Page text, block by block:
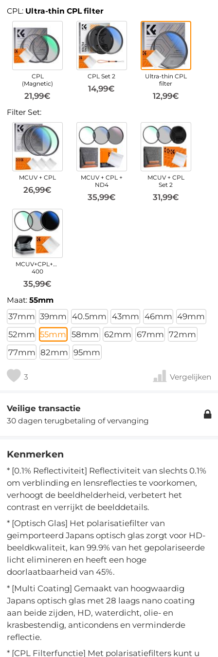
CPL: Ultra-thin CPL filter
CPL
(Magnetic)
21,99€
CPL Set 2
14,99€
Ultra-thin CPL
filter
12,99€
Filter Set:
MCUV + CPL
26,99€
MCUV + CPL +
ND4
35,99€
MCUV + CPL
Set 2
31,99€
MCUV+CPL+ND2-
400
35,99€
Maat:55mm
37mm 39mm 40.5mm 43mm 46mm 49mm
52mm 55mm 58mm 62mm 67mm 72mm
77mm 82mm 95mm
3 Vergelijken
Veilige transactie
30 dagen terugbetaling of vervanging
Kenmerken
* [0.1% Reflectiviteit] Reflectiviteit van slechts 0.1%
om verblinding en lensreflecties te voorkomen,
verhoogt de beeldhelderheid, verbetert het
contrast en verrijkt de beelddetails.
* [Optisch Glas] Het polarisatiefilter van
geïmporteerd Japans optisch glas zorgt voor HD-
beeldkwaliteit, kan 99.9% van het gepolariseerde
licht elimineren en heeft een hoge
doorlaatbaarheid van 45%.
* [Multi Coating] Gemaakt van hoogwaardig
Japans optisch glas met 28 laags nano coating
aan beide zijden, HD, waterdicht, olie- en
krasbestendig, anticondens en verminderde
reflectie.
* [CPL Filterfunctie] Met polarisatiefilters kunt u